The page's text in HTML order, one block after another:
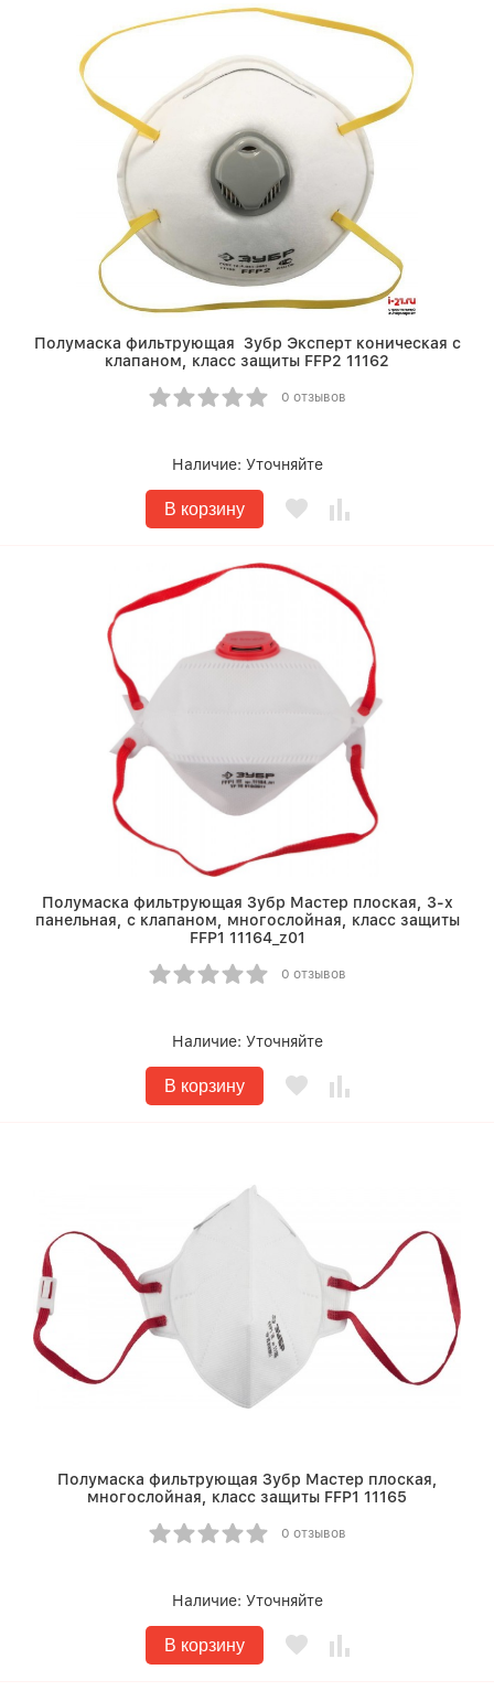
Полумаска фильтрующая Зубр Эксперт коническая с
клапаном, класс защиты FFP2 11162
0 отзывов
Наличие: Уточняйте
В корзину
Полумаска фильтрующая Зубр Мастер плоская, 3-х
панельная, с клапаном, многослойная, класс защиты
FFP1 11164_z01
0 отзывов
Наличие: Уточняйте
В корзину
Полумаска фильтрующая Зубр Мастер плоская,
многослойная, класс защиты FFP1 11165
0 отзывов
Наличие: Уточняйте
В корзину